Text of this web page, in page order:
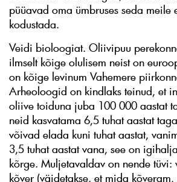
püüavad oma ümbruses seda meile
kodustada.
Veidi bioloogiat. Oliivipuu
ilmselt kõige olulisem neist on
on kõige levinum Vahemere
Arheoloogid on kindlaks teinud, et
oliive toiduna juba 100 000 aastat
neid kasvatama 6,5 tuhat aastat
võivad elada kuni tuhat aastat,
3,5 tuhat aastat vana, see on
kõrge. Muljetavaldav on nende tüvi:
kõver (väidetakse, et mida